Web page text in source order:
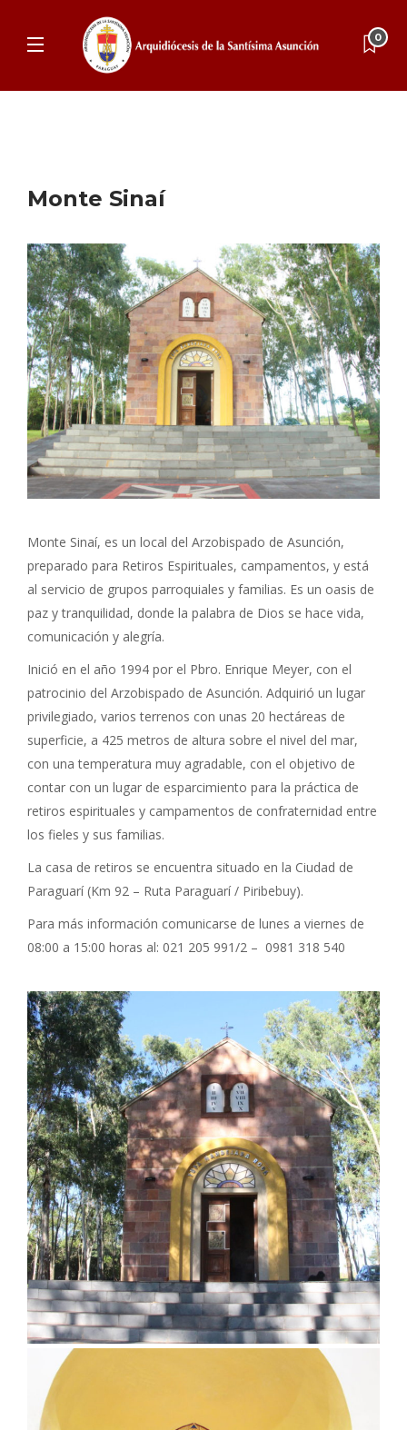
0
Monte Sinaí
Monte Sinaí, es un local del Arzobispado de Asunción,
preparado para Retiros Espirituales, campamentos, y está
al servicio de grupos parroquiales y familias. Es un oasis de
paz y tranquilidad, donde la palabra de Dios se hace vida,
comunicación y alegría.
Inició en el año 1994 por el Pbro. Enrique Meyer, con el
patrocinio del Arzobispado de Asunción. Adquirió un lugar
privilegiado, varios terrenos con unas 20 hectáreas de
superficie, a 425 metros de altura sobre el nivel del mar,
con una temperatura muy agradable, con el objetivo de
contar con un lugar de esparcimiento para la práctica de
retiros espirituales y campamentos de confraternidad entre
los fieles y sus familias.
La casa de retiros se encuentra situado en la Ciudad de
Paraguarí (Km 92 – Ruta Paraguarí / Piribebuy).
Para más información comunicarse de lunes a viernes de
08:00 a 15:00 horas al: 021 205 991/2 – 0981 318 540